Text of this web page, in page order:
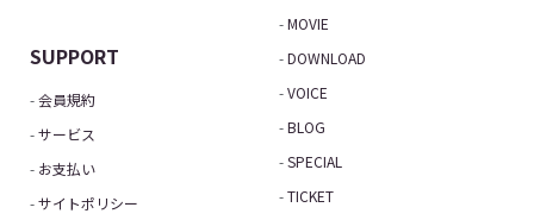
SUPPORT
会員規約
サービス
お支払い
サイトポリシー
MOVIE
DOWNLOAD
VOICE
BLOG
SPECIAL
TICKET